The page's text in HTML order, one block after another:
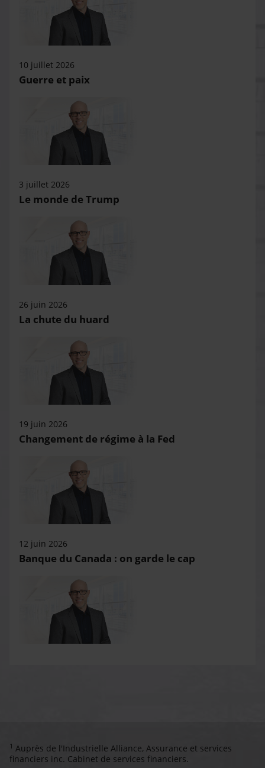
10 juillet 2026
Guerre et paix
3 juillet 2026
Le monde de Trump
26 juin 2026
La chute du huard
19 juin 2026
Changement de régime à la Fed
12 juin 2026
Banque du Canada : on garde le cap
1 Auprès de l'Industrielle Alliance, Assurance et services
financiers inc. Cabinet de services financiers.